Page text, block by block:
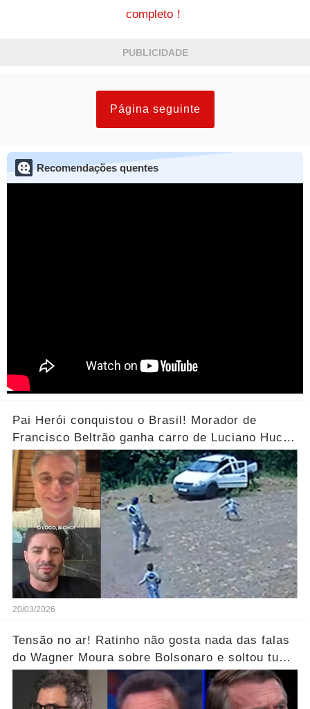
completo！
PUBLICIDADE
Página seguinte
Recomendações quentes
Pai Herói conquistou o Brasil! Morador de
Francisco Beltrão ganha carro de Luciano Huck
após vídeo dos filhos viralizar.... Ver mais
20/03/2026
Tensão no ar! Ratinho não gosta nada das falas
do Wagner Moura sobre Bolsonaro e soltou tudo
sem filtro.... Veja o vídeo